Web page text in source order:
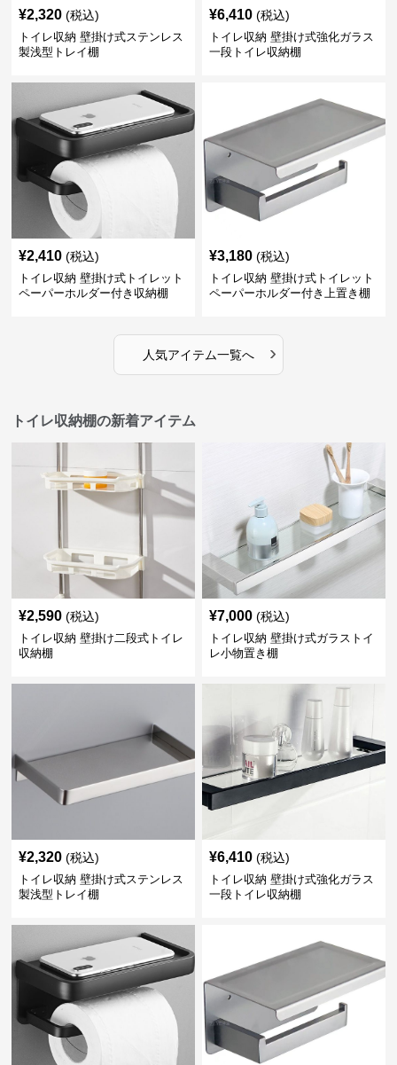
¥2,320 (税込)
トイレ収納 壁掛け式ステンレス
製浅型トレイ棚
¥6,410 (税込)
トイレ収納 壁掛け式強化ガラス
一段トイレ収納棚
¥2,410 (税込)
トイレ収納 壁掛け式トイレット
ペーパーホルダー付き収納棚
¥3,180 (税込)
トイレ収納 壁掛け式トイレット
ペーパーホルダー付き上置き棚
人気アイテム一覧へ ›
トイレ収納棚の新着アイテム
¥2,590 (税込)
トイレ収納 壁掛け二段式トイレ
収納棚
¥7,000 (税込)
トイレ収納 壁掛け式ガラストイ
レ小物置き棚
¥2,320 (税込)
トイレ収納 壁掛け式ステンレス
製浅型トレイ棚
¥6,410 (税込)
トイレ収納 壁掛け式強化ガラス
一段トイレ収納棚